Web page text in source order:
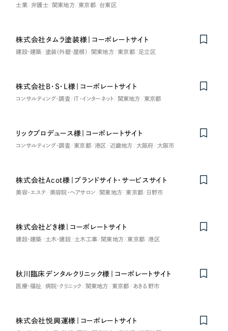
士業 弁護士 関東地方 東京都 台東区
株式会社タムラ塗装様｜コーポレートサイト
建設・建築 塗装（外壁・屋根） 関東地方 東京都 足立区
株式会社B・S・L様｜コーポレートサイト
コンサルティング・調査 IT・インターネット 関東地方 東京都
リックプロデュース様｜コーポレートサイト
コンサルティング・調査 東京都 港区 近畿地方 大阪府 大阪市
株式会社Acot様｜ブランドサイト・サービスサイト
美容・エステ 美容院・ヘアサロン 関東地方 東京都 日野市
株式会社どき様｜コーポレートサイト
建設・建築 土木・建設 土木工事 関東地方 東京都 港区
秋川臨床デンタルクリニック様｜コーポレートサイト
医療・福祉 病院・クリニック 関東地方 東京都 あきる野市
株式会社悦興運様｜コーポレートサイト